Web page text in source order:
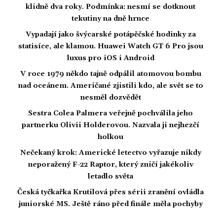
klidně dva roky. Podmínka: nesmí se dotknout
tekutiny na dně hrnce
Vypadají jako švýcarské potápěčské hodinky za
statisíce, ale klamou. Huawei Watch GT 6 Pro jsou
luxus pro iOS i Android
V roce 1979 někdo tajně odpálil atomovou bombu
nad oceánem. Američané zjistili kdo, ale svět se to
nesměl dozvědět
Sestra Colea Palmera veřejně pochválila jeho
partnerku Olivii Holderovou. Nazvala ji nejhezčí
holkou
Nečekaný krok: Americké letectvo vyřazuje nikdy
neporažený F-22 Raptor, který zničí jakékoliv
letadlo světa
Česká tyčkařka Krutilová přes sérii zranění ovládla
juniorské MS. Ještě ráno před finále měla pochyby